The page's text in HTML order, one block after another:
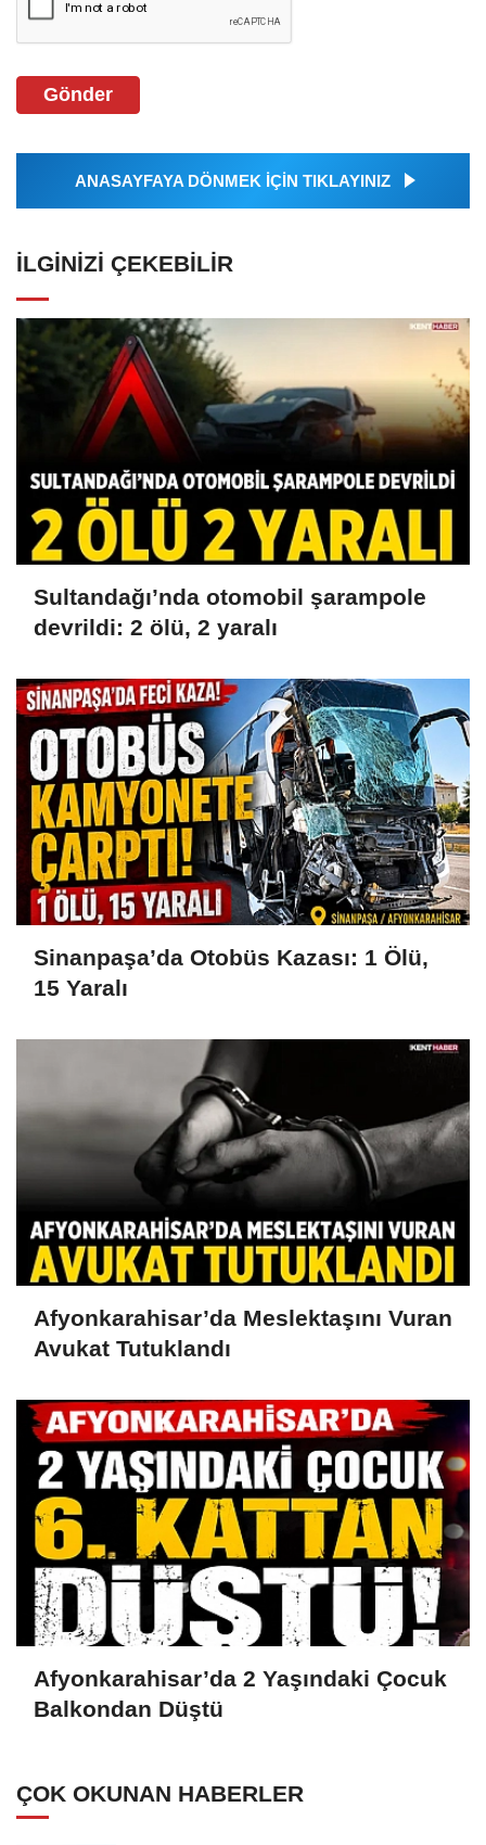
Gönder
ANASAYFAYA DÖNMEK İÇİN TIKLAYINIZ
İLGINIZI ÇEKEBILIR
Sultandağı’nda otomobil şarampole
devrildi: 2 ölü, 2 yaralı
Sinanpaşa’da Otobüs Kazası: 1 Ölü,
15 Yaralı
Afyonkarahisar’da Meslektaşını Vuran
Avukat Tutuklandı
Afyonkarahisar’da 2 Yaşındaki Çocuk
Balkondan Düştü
ÇOK OKUNAN HABERLER